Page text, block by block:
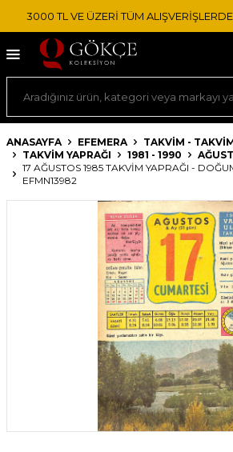
3000 TL VE ÜZERİ TÜM ALIŞVERİŞLERDE
ANASAYFA EFEMERA
TAKVIM -
TAKVIM YAPRAĞI
1981 - 1990
17 AĞUSTOS 1985 TAKVIM YAPRAĞI -
EFMN13982